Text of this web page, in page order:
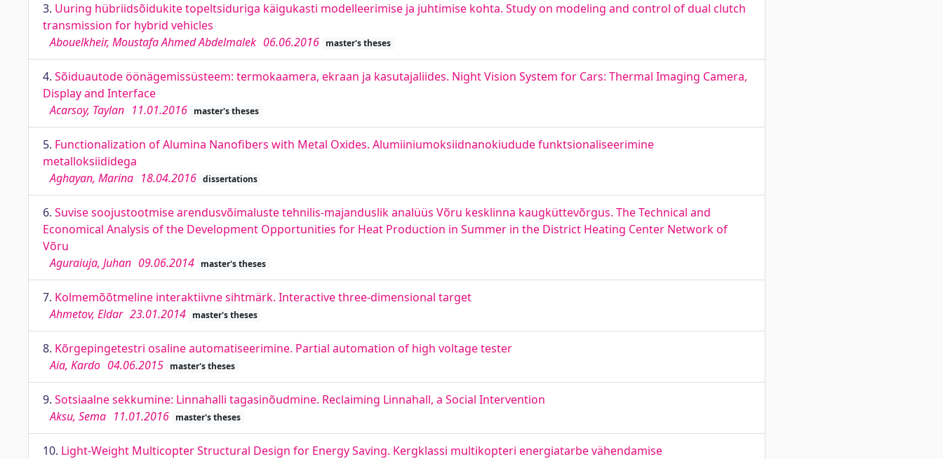
3. Uuring hübriidsõidukite topeltsiduriga käigukasti modelleerimise ja juhtimise kohta. Study on modeling and control of dual clutch
transmission for hybrid vehicles
Abouelkheir, Moustafa Ahmed Abdelmalek 06.06.2016 master's theses
4. Sõiduautode öönägemissüsteem: termokaamera, ekraan ja kasutajaliides. Night Vision System for Cars: Thermal Imaging Camera,
Display and Interface
Acarsoy, Taylan 11.01.2016 master's theses
5. Functionalization of Alumina Nanofibers with Metal Oxides. Alumiiniumoksiidnanokiudude funktsionaliseerimine
metalloksiididega
Aghayan, Marina 18.04.2016 dissertations
6. Suvise soojustootmise arendusvõimaluste tehnilis-majanduslik analüüs Võru kesklinna kaugküttevõrgus. The Technical and
Economical Analysis of the Development Opportunities for Heat Production in Summer in the District Heating Center Network of
Võru
Aguraiuja, Juhan 09.06.2014 master's theses
7. Kolmemõõtmeline interaktiivne sihtmärk. Interactive three-dimensional target
Ahmetov, Eldar 23.01.2014 master's theses
8. Kõrgepingetestri osaline automatiseerimine. Partial automation of high voltage tester
Aia, Kardo 04.06.2015 master's theses
9. Sotsiaalne sekkumine: Linnahalli tagasinõudmine. Reclaiming Linnahall, a Social Intervention
Aksu, Sema 11.01.2016 master's theses
10. Light-Weight Multicopter Structural Design for Energy Saving. Kergklassi multikopteri energiatarbe vähendamise